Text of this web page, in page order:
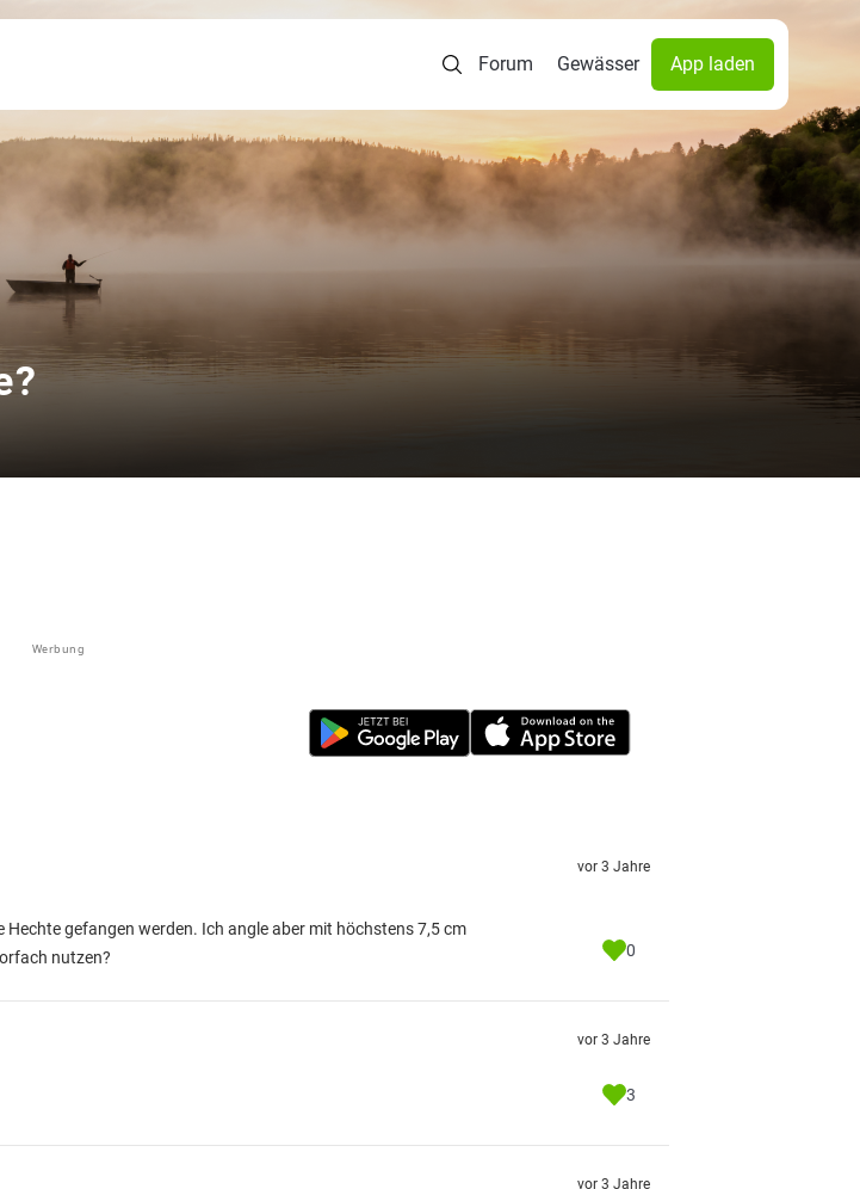
Forum Gewässer App laden
Werbung
gefangen werden. Ich angle aber mit höchstens 7,5 cm
nutzen?
vor 3 Jahre
0
vor 3 Jahre
3
vor 3 Jahre